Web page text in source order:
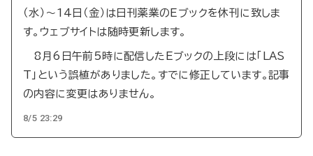
（水）～14日（金）は日刊薬業のEブックを休刊に致しま
す。ウェブサイトは随時更新します。
8月6日午前5時に配信したEブックの上段には「LAS
T」という誤植がありました。すでに修正しています。記事
の内容に変更はありません。
8/5 23:29